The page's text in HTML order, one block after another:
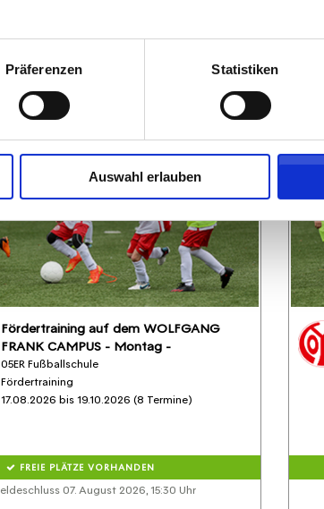
Präferenzen Statistiken
Auswahl erlauben
könnten dich auch interessieren
Fördertraining auf dem WOLFGANG
FRANK CAMPUS - Montag -
05ER Fußballschule
Fördertraining
17.08.2026 bis 19.10.2026 (8 Termine)
FREIE PLÄTZE VORHANDEN
07. August 2026, 15:30 Uhr